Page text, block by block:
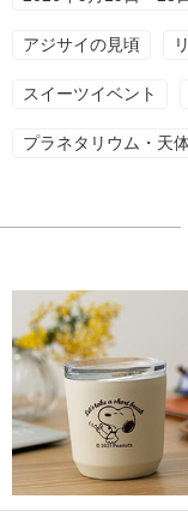
アジサイの見頃
スイーツイベント
プラネタリウム・天